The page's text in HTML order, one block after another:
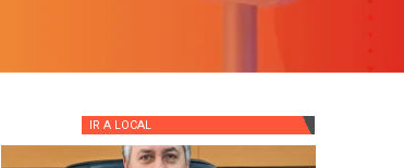
IR A LOCAL